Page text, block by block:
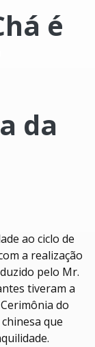
é
da
ao ciclo de
a realização
pelo Mr.
tiveram a
do
que